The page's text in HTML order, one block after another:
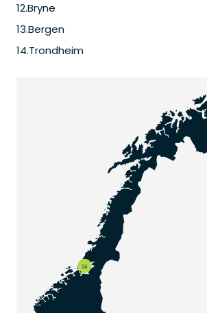
12.Bryne
13.Bergen
14.Trondheim